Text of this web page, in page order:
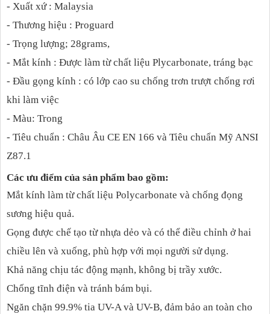
- Xuất xứ : Malaysia
- Thương hiệu : Proguard
- Trọng lượng; 28grams,
- Mắt kính : Được làm từ chất liệu Plycarbonate, tráng bạc
- Đầu gọng kính : có lớp cao su chống trơn trượt chống rơi
khi làm việc
- Màu: Trong
- Tiêu chuẩn : Châu Âu CE EN 166 và Tiêu chuẩn Mỹ ANSI
Z87.1
Các ưu điểm của sản phẩm bao gồm:
Mắt kính làm từ chất liệu Polycarbonate và chống đọng
sương hiệu quả.
Gọng được chế tạo từ nhựa dẻo và có thể điều chỉnh ở hai
chiều lên và xuống, phù hợp với mọi người sử dụng.
Khả năng chịu tác động mạnh, không bị trầy xước.
Chống tĩnh điện và tránh bám bụi.
Ngăn chặn 99.9% tia UV-A và UV-B, đảm bảo an toàn cho